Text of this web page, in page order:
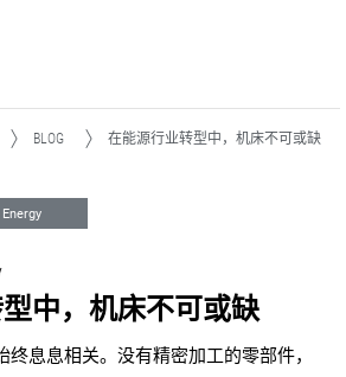
BLOG 在能源行业转型中，机床不可或缺
Energy
中，机床不可或缺
息息相关。没有精密加工的零部件，